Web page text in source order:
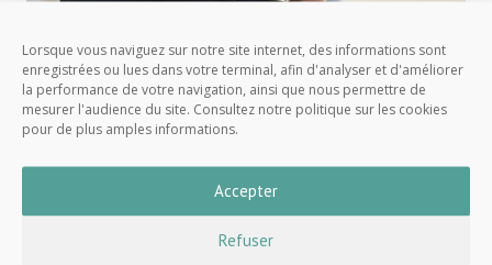
Lorsque vous naviguez sur notre site internet, des informations sont
enregistrées ou lues dans votre terminal, afin d'analyser et d'améliorer
la performance de votre navigation, ainsi que nous permettre de
mesurer l'audience du site. Consultez notre politique sur les cookies
pour de plus amples informations.
Accepter
Refuser
Conseil – Choisir un notaire pour
vous accompagner
L’étude denotaires de Paris 17GUILBAUD MALAMUD
MERCIER MOUSSAY COLOMBIER est à vos côtés pour vous